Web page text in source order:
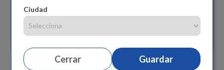
Ciudad
Cerrar Guardar